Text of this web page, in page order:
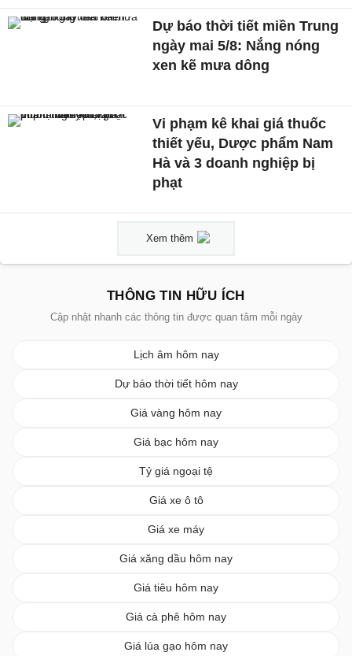
Dự báo thời tiết miền Trung
ngày mai 5/8: Nắng nóng
xen kẽ mưa dông
Vi phạm kê khai giá thuốc
thiết yếu, Dược phẩm Nam
Hà và 3 doanh nghiệp bị
phạt
Xem thêm
THÔNG TIN HỮU ÍCH
Cập nhật nhanh các thông tin được quan tâm mỗi ngày
Lịch âm hôm nay
Dự báo thời tiết hôm nay
Giá vàng hôm nay
Giá bạc hôm nay
Tỷ giá ngoại tệ
Giá xe ô tô
Giá xe máy
Giá xăng dầu hôm nay
Giá tiêu hôm nay
Giá cà phê hôm nay
Giá lúa gạo hôm nay